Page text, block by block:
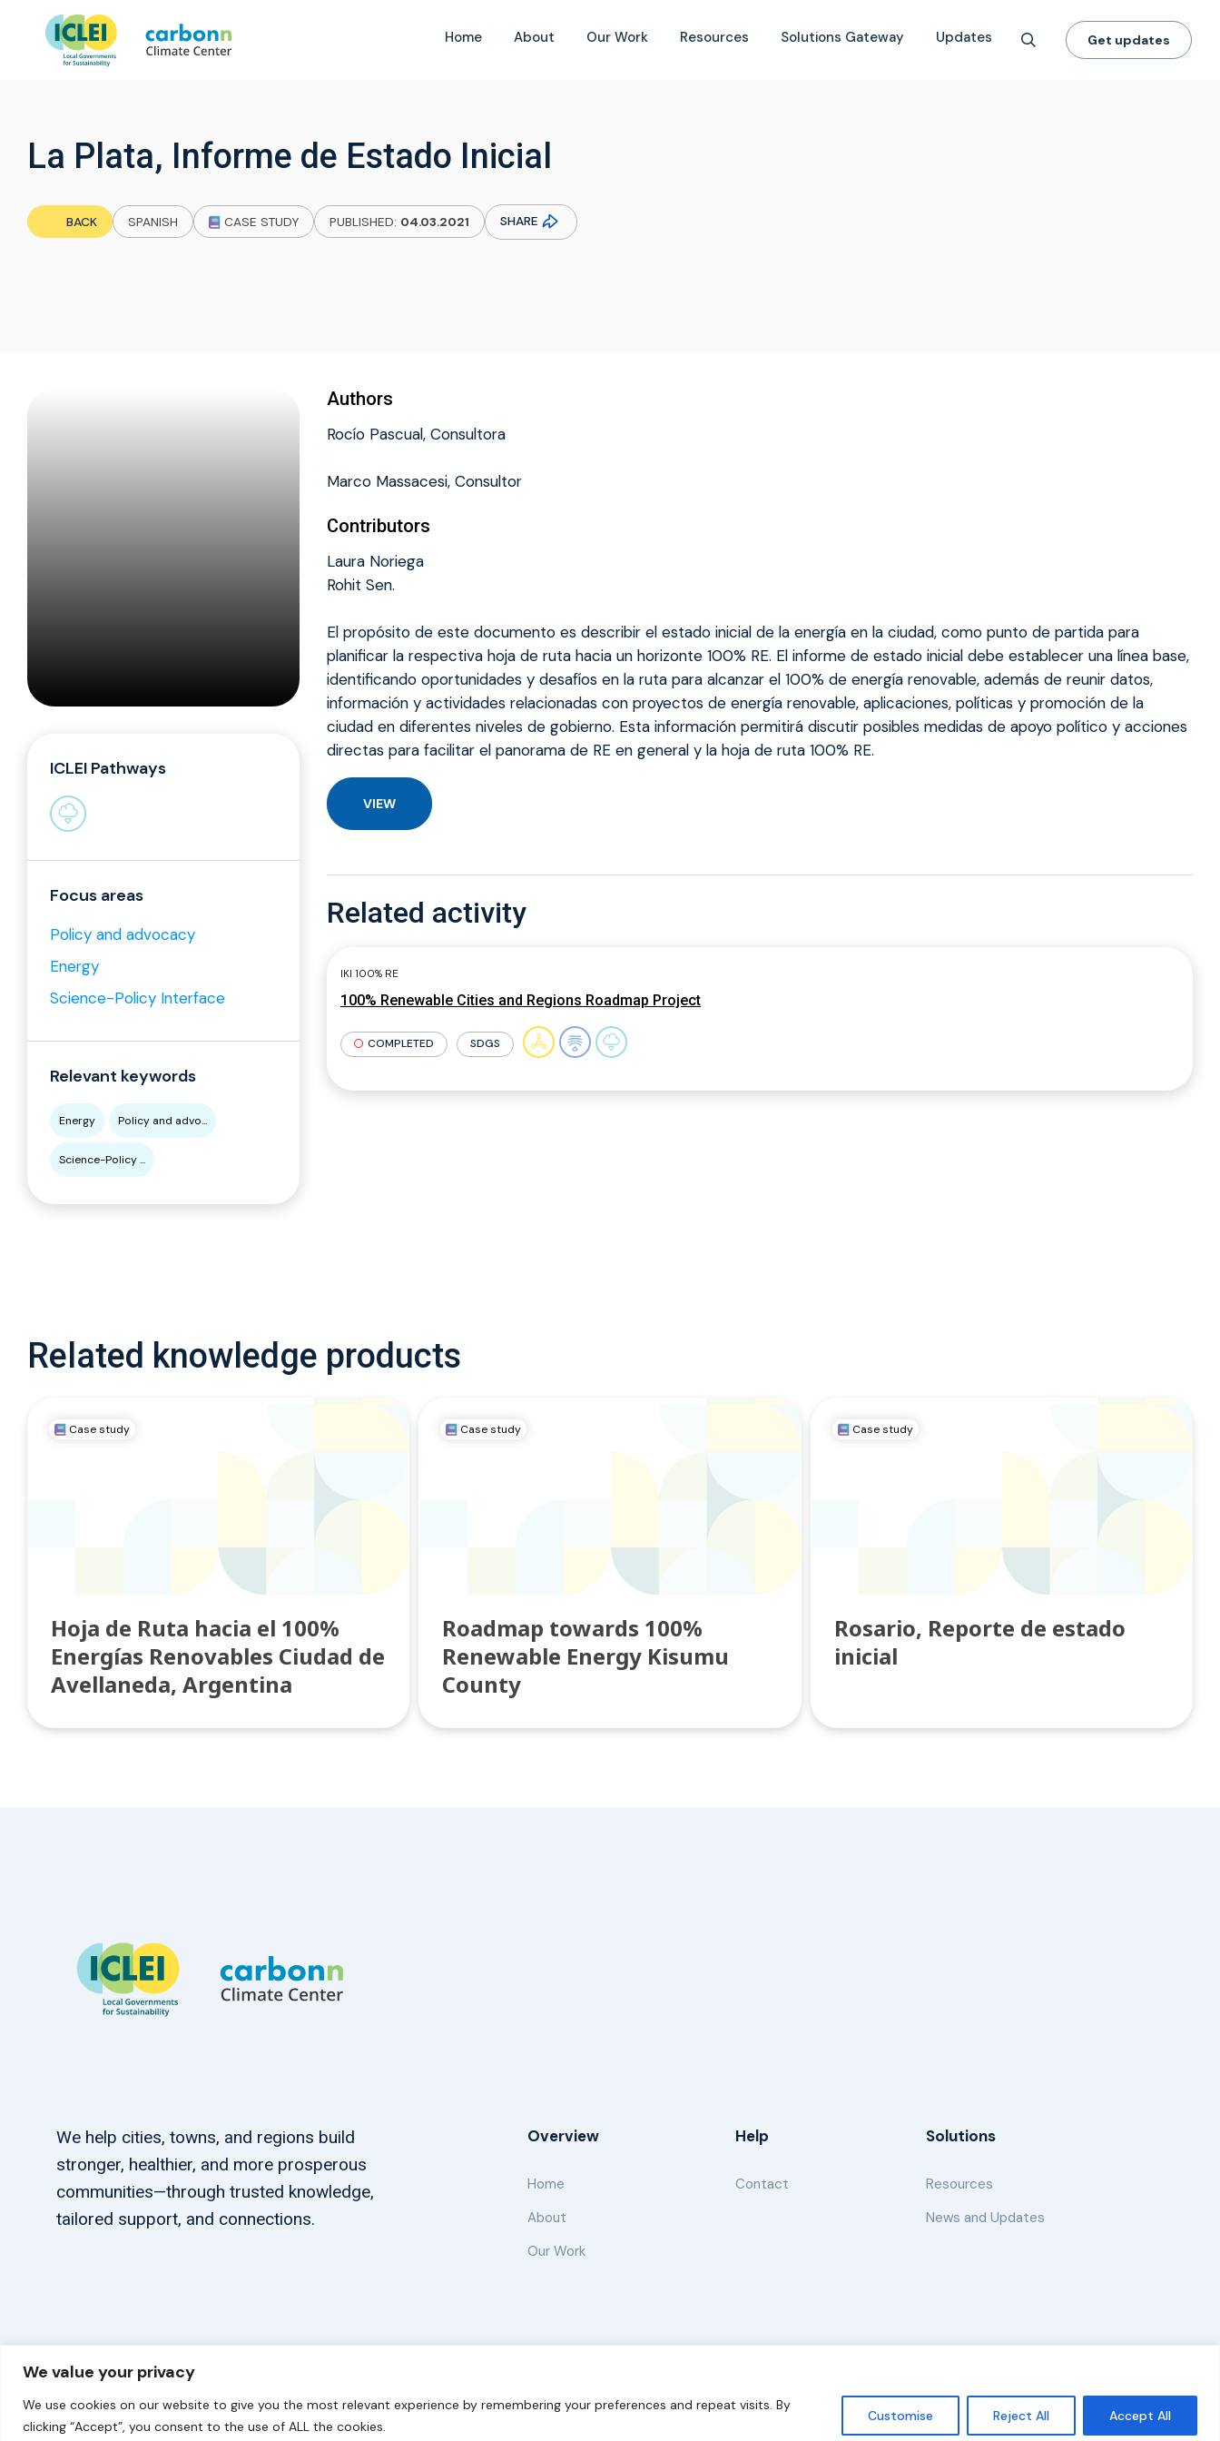
We value your privacy
We use cookies on our website to give you the most relevant experience by remembering your preferences and repeat visits. By
clicking “Accept”, you consent to the use of ALL the cookies.
Customise Reject All Accept All
Home About Our Work Resources Solutions Gateway Updates Get updates
La Plata, Informe de Estado Inicial
BACK SPANISH CASE STUDY PUBLISHED: 04.03.2021 SHARE
Authors
Rocío Pascual, Consultora
Marco Massacesi, Consultor
Contributors
Laura Noriega
Rohit Sen.
El propósito de este documento es describir el estado inicial de la energía en la ciudad, como punto de partida para
planificar la respectiva hoja de ruta hacia un horizonte 100% RE. El informe de estado inicial debe establecer una línea base,
identificando oportunidades y desafíos en la ruta para alcanzar el 100% de energía renovable, además de reunir datos,
información y actividades relacionadas con proyectos de energía renovable, aplicaciones, políticas y promoción de la
ciudad en diferentes niveles de gobierno. Esta información permitirá discutir posibles medidas de apoyo político y acciones
directas para facilitar el panorama de RE en general y la hoja de ruta 100% RE.
VIEW
ICLEI Pathways
Focus areas
Policy and advocacy
Energy
Science-Policy Interface
Relevant keywords
Energy Policy and advo...
Science-Policy ...
Related activity
IKI 100% RE
100% Renewable Cities and Regions Roadmap Project
COMPLETED SDGS
Related knowledge products
Case study
Hoja de Ruta hacia el 100%
Energías Renovables Ciudad de
Avellaneda, Argentina
Case study
Roadmap towards 100%
Renewable Energy Kisumu
County
Case study
Rosario, Reporte de estado
inicial
We help cities, towns, and regions build
stronger, healthier, and more prosperous
communities—through trusted knowledge,
tailored support, and connections.
Overview
Home
About
Our Work
Help
Contact
Solutions
Resources
News and Updates
© 2026 carbonn Climate Center / ICLEI - Local Governments for Sustainability Disclaimer Cookie statement Privacy Policy